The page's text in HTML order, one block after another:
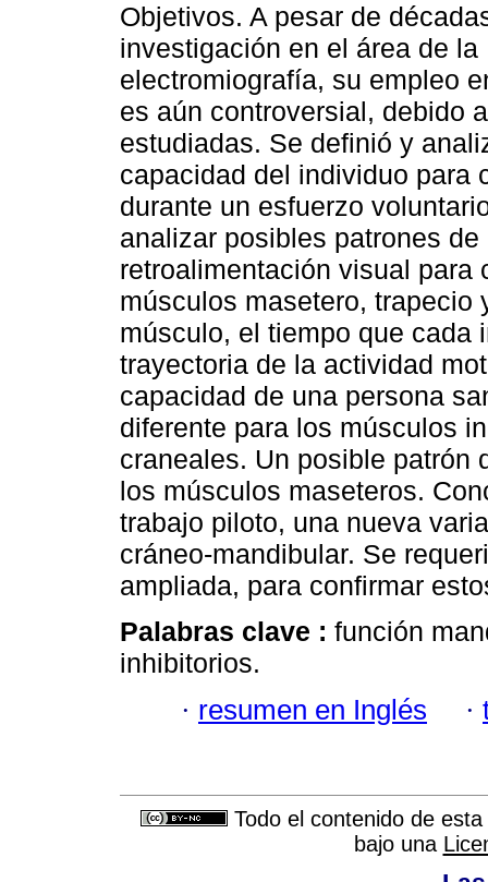
Objetivos. A pesar de
investigación en el área de la
electromiografía, su empleo
es aún controversial, debido
estudiadas. Se definió y
capacidad del individuo para
durante un esfuerzo
analizar posibles patrones
retroalimentación visual para
músculos masetero, trapecio
músculo, el tiempo que cada
trayectoria de la actividad
capacidad de una persona
diferente para los músculos
craneales. Un posible patrón
los músculos maseteros.
trabajo piloto, una nueva
cráneo-mandibular. Se
ampliada, para confirmar
Palabras clave : función
inhibitorios.
· resumen en Inglés ·
Todo el contenido de
bajo una